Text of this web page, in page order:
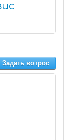
Задать вопрос